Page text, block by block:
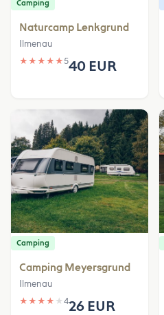
Camping
Naturcamp Lenkgrund
Ilmenau
★ ★ ★ ★ ★540 EUR
Camping
Camping Meyersgrund
Ilmenau
★ ★ ★ ★ ★ 426 EUR